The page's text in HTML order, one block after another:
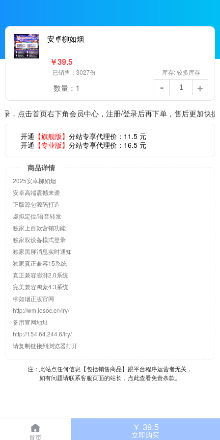
安卓柳如烟
￥39.5
已销售：3027份 库存: 较多库存
数量： 1 - +
，点击首页右下角会员中心，注册/登录后再下单，售后更加快捷
开通 【旗舰版】 分站专享代理价： 11.5 元
开通 【专业版】 分站专享代理价： 16.5 元
商品详情
2025安卓柳如烟
安卓高端震撼来袭
正版源包源码打造
虚拟定位/语音转发
独家上百款营销功能
独家双设备模式登录
独家黑屏消息实时通知
独家真正兼容15系统
真正兼容澎湃2.0系统
完美兼容鸿蒙4.3系统
柳如烟正版官网
http://wm.iosoc.cn/lry/
备用官网地址
http://154.64.244.6/lry/
请复制链接到浏览器打开
注：此站点任何信息【包括销售商品】跟平台程序运营者无关，
如有问题请联系客服页面的站长，点此查看免责条款。
首页
￥39.5
立即购买